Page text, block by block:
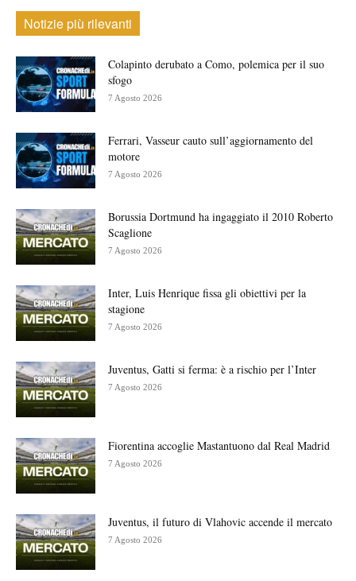
Notizie più rilevanti
Colapinto derubato a Como, polemica per il suo
sfogo
7 Agosto 2026
Ferrari, Vasseur cauto sull’aggiornamento del
motore
7 Agosto 2026
Borussia Dortmund ha ingaggiato il 2010 Roberto
Scaglione
7 Agosto 2026
Inter, Luis Henrique fissa gli obiettivi per la
stagione
7 Agosto 2026
Juventus, Gatti si ferma: è a rischio per l’Inter
7 Agosto 2026
Fiorentina accoglie Mastantuono dal Real Madrid
7 Agosto 2026
Juventus, il futuro di Vlahovic accende il mercato
7 Agosto 2026